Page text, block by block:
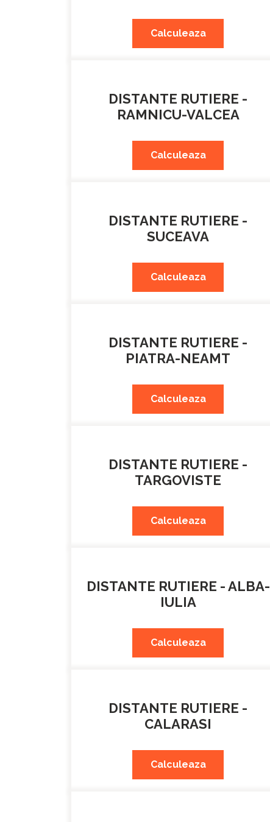
Calculeaza
DISTANTE RUTIERE -
RAMNICU-VALCEA
Calculeaza
DISTANTE RUTIERE -
SUCEAVA
Calculeaza
DISTANTE RUTIERE -
PIATRA-NEAMT
Calculeaza
DISTANTE RUTIERE -
TARGOVISTE
Calculeaza
DISTANTE RUTIERE - ALBA-
IULIA
Calculeaza
DISTANTE RUTIERE -
CALARASI
Calculeaza